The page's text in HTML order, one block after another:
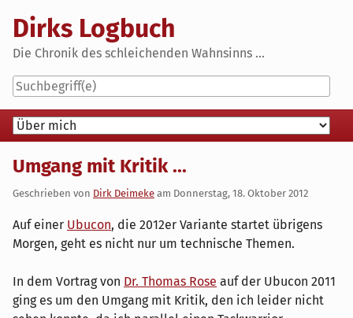
content
Dirks Logbuch
Die Chronik des schleichenden Wahnsinns ...
Navigation
Umgang mit Kritik ...
Geschrieben von Dirk Deimeke am Donnerstag, 18. Oktober 2012
Auf einer Ubucon, die 2012er Variante startet übrigens
Morgen, geht es nicht nur um technische Themen.
In dem Vortrag von Dr. Thomas Rose auf der Ubucon 2011
ging es um den Umgang mit Kritik, den ich leider nicht